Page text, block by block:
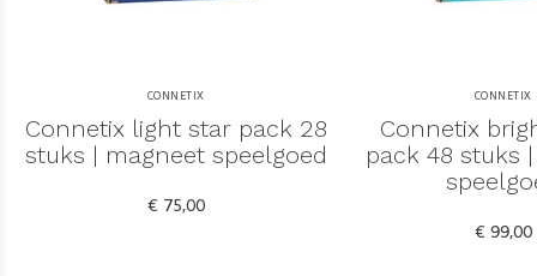
CONNETIX
Connetix light star pack 28
stuks | magneet speelgoed
€ 75,00
CONNETIX
Connetix
pack 48 stuks
€ 99,00